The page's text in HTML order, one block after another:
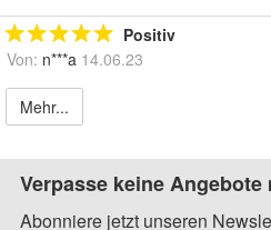
Positiv
Von: n***a 14.06.23
Mehr...
Verpasse keine Angebote
Abonniere jetzt unseren